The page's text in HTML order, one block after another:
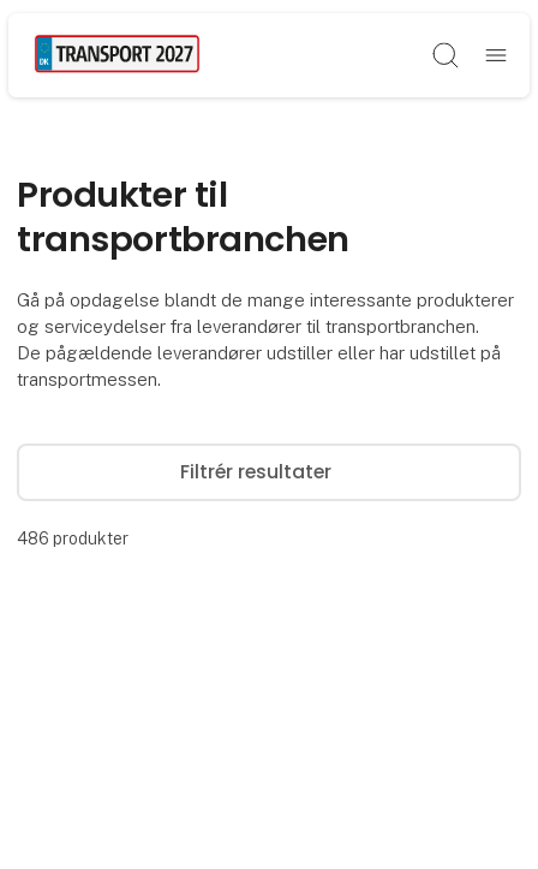
Søg
Produkter til
transportbranchen
Gå på opdagelse blandt de mange interessante produkterer
og serviceydelser fra leverandører til transportbranchen.
De pågældende leverandører udstiller eller har udstillet på
transportmessen.
Filtrér resultater
486 produkter